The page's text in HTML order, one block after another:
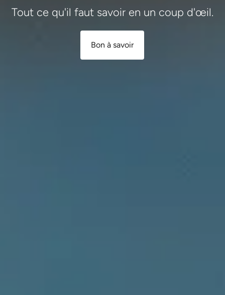
Tout ce qu'il faut savoir en un coup d'œil.
Bon à savoir